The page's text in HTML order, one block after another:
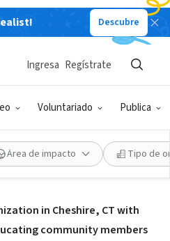
Descubre
Voluntariado Publica
Ingresa Regístrate
Área de impacto Tipo de
LUCRO
Knoll
in Cheshire, CT with
community members